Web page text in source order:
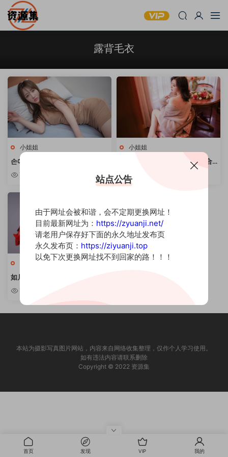
露背毛衣
小姐姐
손예은(孫樂樂) – 清纯甜美妹子写
真合集 [持续更新]
7.52w
小姐姐
皮皮奶可可爱了啦 – 写真作品合
10w+
小姐姐
如月灰 – 人美声甜妹子写真合集
[持续更新]
7.05w
本站为摄影写真图片网站，内容来自网络收集整理，仅作个人学习使用。
如有违法内容请联系删除
Copyright © 2022 资源集
首页 发现 VIP 我的
站点公告
由于网址会被和谐，会不定期更换网址！
目前最新网址为： https://zyuanji.net/
请老用户保存好下面的永久地址发布页
永久发布页： https://ziyuanji.top
以免下次更换网址找不到回家的路！！！